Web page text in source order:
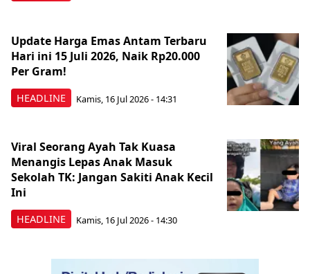
HEADLINE
Update Harga Emas Antam Terbaru
Hari ini 15 Juli 2026, Naik Rp20.000
Per Gram!
Kamis, 16 Jul 2026 - 14:31
HEADLINE
Viral Seorang Ayah Tak Kuasa
Menangis Lepas Anak Masuk
Sekolah TK: Jangan Sakiti Anak Kecil
Ini
Kamis, 16 Jul 2026 - 14:30